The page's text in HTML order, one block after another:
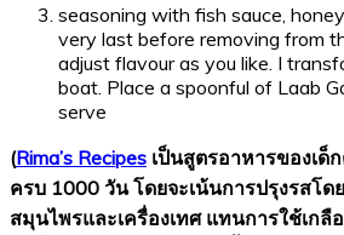
seasoning with fish sauce,
very last before removing from
adjust flavour as you like. I
boat. Place a spoonful of Laab
serve
(Rima’s Recipes เป็นสูตรอาหารของเด็
ครบ 1000 วัน โดยจะเน้นการปรุงรสโ
สมุนไพรและเครื่องเทศ แทนการใช้เก